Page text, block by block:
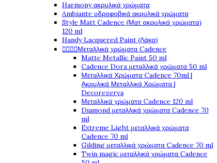
Harmony ακρυλικά χρώματα
Ambiante υδροφοβικά ακρυλικά χρώματα
Style Matt Cadence (Ματ ακρυλικά χρώματα)
120 ml
Handy Lacquered Paint (Λάκα)
Μεταλλικά χρώματα Cadence
Matte Metallic Paint 50 ml
Cadence Dora μεταλλικά χρώματα 50 ml
Μεταλλικά Χρώματα Cadence 70ml |
Ακρυλικά Μεταλλικά Χρώματα |
Decorezerva
Μεταλλικά χρώματα Cadence 120 ml
Diamond μεταλλικά χρώματα Cadence 70
ml
Extreme Light μεταλλικά χρώματα
Cadence 70 ml
Gilding μεταλλικά χρώματα Cadence 70 ml
Twin magic μεταλλικά χρώματα Cadence